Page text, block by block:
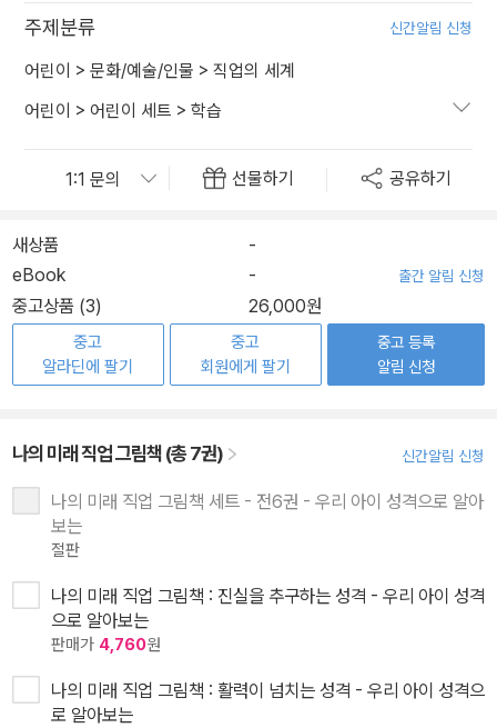
주제분류 신간알림 신청
어린이 > 문화/예술/인물 > 직업의 세계
어린이 > 어린이 세트 > 학습
선물하기 공유하기
새상품
-
eBook
- 출간 알림 신청
중고상품 (3) 26,000원
중고
알라딘에 팔기
중고
회원에게 팔기
중고 등록
알림 신청
나의 미래 직업 그림책 (총 7권) 신간알림 신청
나의 미래 직업 그림책 세트 - 전6권 - 우리 아이 성격으로 알아
보는
절판
나의 미래 직업 그림책 : 진실을 추구하는 성격 - 우리 아이 성격
으로 알아보는
판매가 4,760원
나의 미래 직업 그림책 : 활력이 넘치는 성격 - 우리 아이 성격으
로 알아보는